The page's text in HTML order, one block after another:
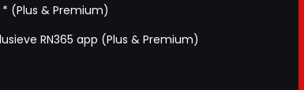
(Plus & Premium)
RN365 app (Plus & Premium)